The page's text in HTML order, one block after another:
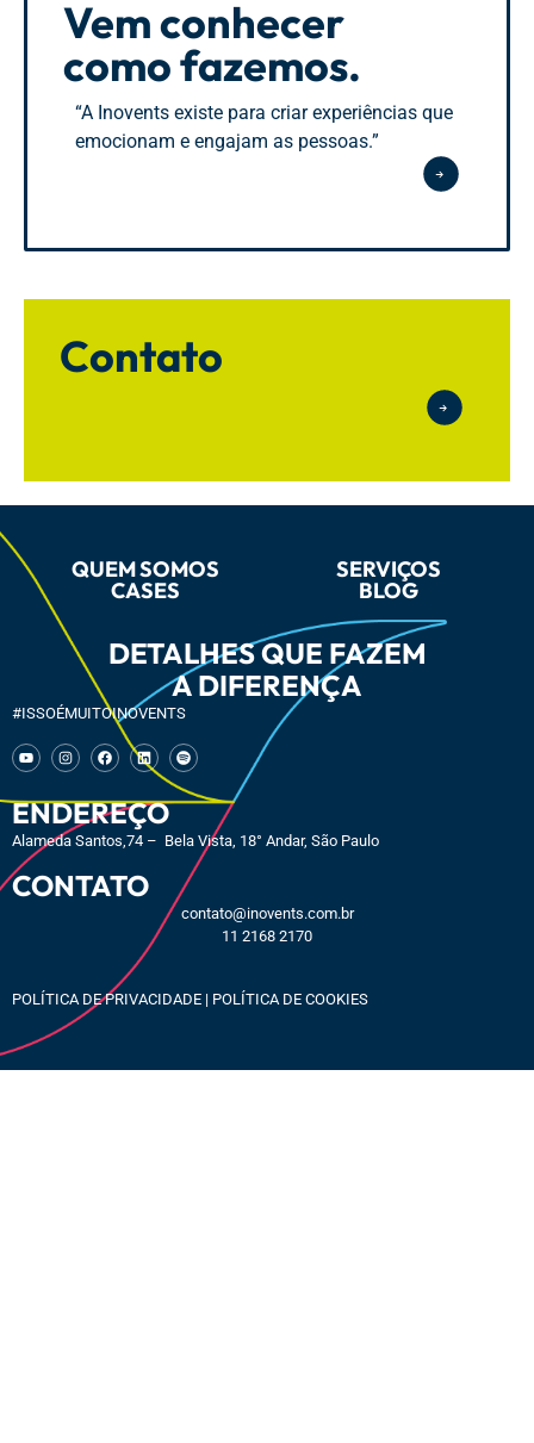
Vem conhecer
como fazemos.
“A Inovents existe para criar experiências que
emocionam e engajam as pessoas.”
Contato
QUEM SOMOS SERVIÇOS
CASES BLOG
DETALHES QUE FAZEM
A DIFERENÇA
#ISSOÉMUITOINOVENTS
ENDEREÇO
Alameda Santos,74 – Bela Vista, 18° Andar, São Paulo
CONTATO
contato@inovents.com.br
11 2168 2170
POLÍTICA DE PRIVACIDADE | POLÍTICA DE COOKIES